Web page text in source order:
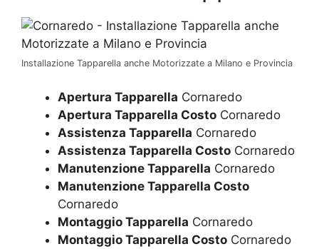
Installazione Tapparella anche Motorizzate a Milano e Provincia
Apertura Tapparella Cornaredo
Apertura Tapparella Costo Cornaredo
Assistenza Tapparella Cornaredo
Assistenza Tapparella Costo Cornaredo
Manutenzione Tapparella Cornaredo
Manutenzione Tapparella Costo
Cornaredo
Montaggio Tapparella Cornaredo
Montaggio Tapparella Costo Cornaredo